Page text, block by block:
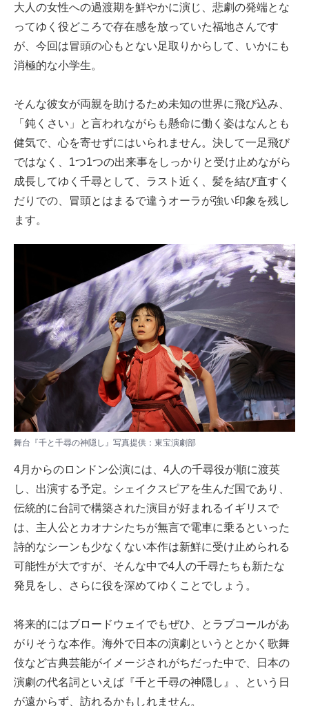
大人の女性への過渡期を鮮やかに演じ、悲劇の発端とな
ってゆく役どころで存在感を放っていた福地さんです
が、今回は冒頭の心もとない足取りからして、いかにも
消極的な小学生。
そんな彼女が両親を助けるため未知の世界に飛び込み、
「鈍くさい」と言われながらも懸命に働く姿はなんとも
健気で、心を寄せずにはいられません。決して一足飛び
ではなく、1つ1つの出来事をしっかりと受け止めながら
成長してゆく千尋として、ラスト近く、髪を結び直すく
だりでの、冒頭とはまるで違うオーラが強い印象を残し
ます。
舞台『千と千尋の神隠し』写真提供：東宝演劇部
4月からのロンドン公演には、4人の千尋役が順に渡英
し、出演する予定。シェイクスピアを生んだ国であり、
伝統的に台詞で構築された演目が好まれるイギリスで
は、主人公とカオナシたちが無言で電車に乗るといった
詩的なシーンも少なくない本作は新鮮に受け止められる
可能性が大ですが、そんな中で4人の千尋たちも新たな
発見をし、さらに役を深めてゆくことでしょう。
将来的にはブロードウェイでもぜひ、とラブコールがあ
がりそうな本作。海外で日本の演劇というととかく歌舞
伎など古典芸能がイメージされがちだった中で、日本の
演劇の代名詞といえば『千と千尋の神隠し』、という日
が遠からず、訪れるかもしれません。